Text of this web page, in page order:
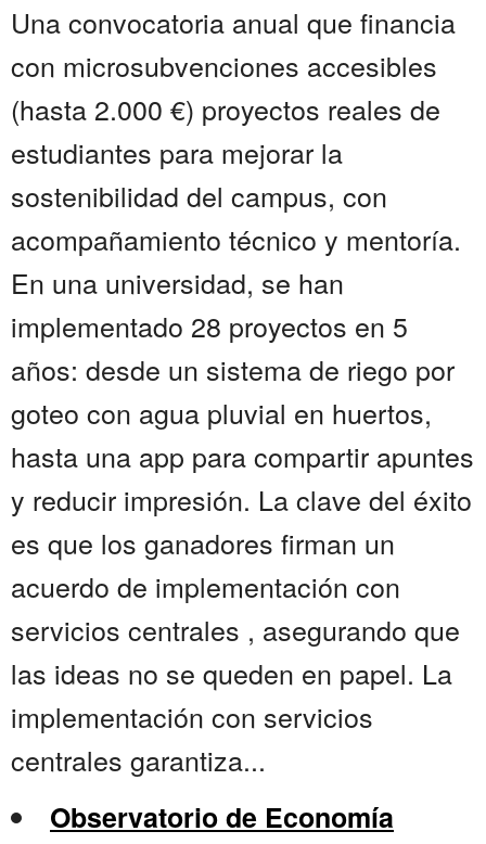
Una convocatoria anual que financia
con microsubvenciones accesibles
(hasta 2.000 €) proyectos reales de
estudiantes para mejorar la
sostenibilidad del campus, con
acompañamiento técnico y mentoría.
En una universidad, se han
implementado 28 proyectos en 5
años: desde un sistema de riego por
goteo con agua pluvial en huertos,
hasta una app para compartir apuntes
y reducir impresión. La clave del éxito
es que los ganadores firman un
acuerdo de implementación con
servicios centrales , asegurando que
las ideas no se queden en papel. La
implementación con servicios
centrales garantiza...
Observatorio de Economía